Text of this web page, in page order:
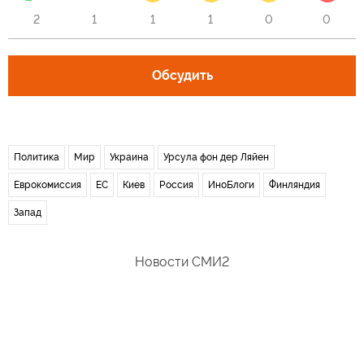
2 1 1 1 0 0
Обсудить
Политика Мир Украина Урсула фон дер Ляйен
Еврокомиссия ЕС Киев Россия ИноБлоги Финляндия
Запад
Новости СМИ2